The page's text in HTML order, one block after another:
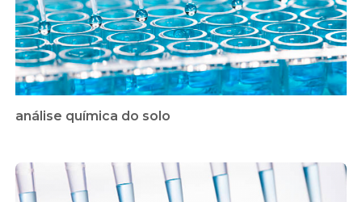
análise química do solo